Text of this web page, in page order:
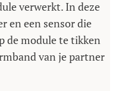
verwerkt. In deze
en een sensor die
de module te tikken
van je partner